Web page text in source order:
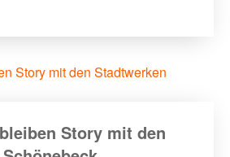
Story mit den